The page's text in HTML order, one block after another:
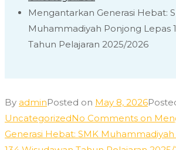
Mengantarkan Generasi Hebat:
Muhammadiyah Ponjong Lepas
Tahun Pelajaran 2025/2026
By adminPosted on May 8, 2026
UncategorizedNo Comments on
Generasi Hebat: SMK